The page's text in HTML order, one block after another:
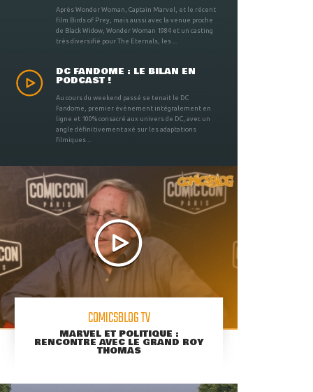
Après Wonder Woman, Captain Marvel, et le récent
film Birds of Prey, mais aussi avec la venue proche
de Black Widow, Wonder Woman 1984 et un casting
très diversifié pour The Eternals, les ...
DC FANDOME : LE BILAN EN
PODCAST !
Au cours du weekend passé se tenait le DC
Fandome, premier évènement intégralement en
ligne et 100% consacré aux univers de DC, avec un
angle définitivement axé sur les adaptations
filmiques ...
COMICSBLOG TV
MARVEL ET POLITIQUE :
RENCONTRE AVEC LE GRAND ROY
THOMAS